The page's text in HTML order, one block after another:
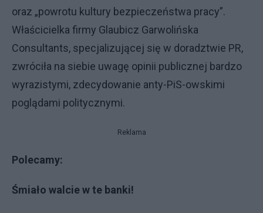
oraz „powrotu kultury bezpieczeństwa pracy”.
Właścicielka firmy Glaubicz Garwolińska
Consultants, specjalizującej się w doradztwie PR,
zwróciła na siebie uwagę opinii publicznej bardzo
wyrazistymi, zdecydowanie anty-PiS-owskimi
poglądami politycznymi.
Reklama
Polecamy:
Śmiało walcie w te banki!